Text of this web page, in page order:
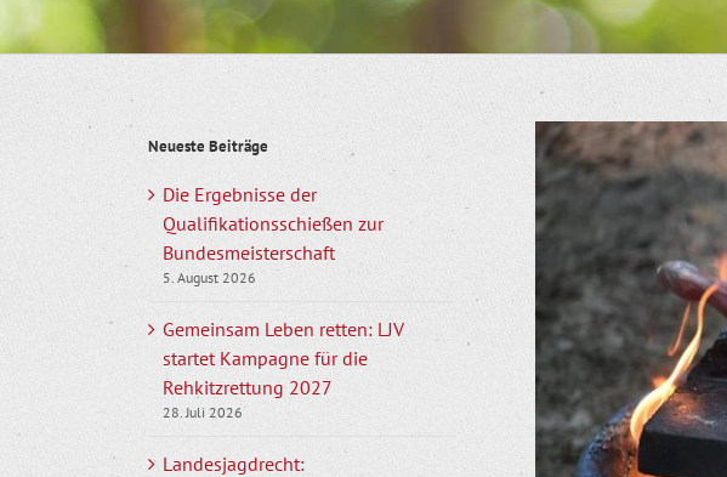
Zeige
grösseres
Bild
Neueste Beiträge
Die Ergebnisse der
Qualifikationsschießen zur
Bundesmeisterschaft
5. August 2026
Gemeinsam Leben retten: LJV
startet Kampagne für die
Rehkitzrettung 2027
28. Juli 2026
Landesjagdrecht: